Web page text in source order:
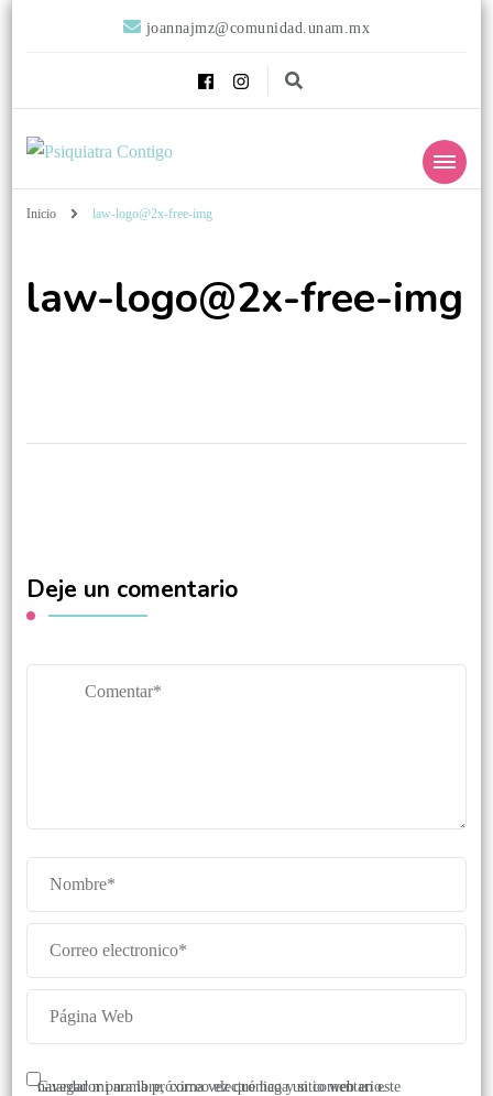
joannajmz@comunidad.unam.mx
Psiquiatra
Contigo
Inicio law-logo@2x-free-img
law-logo@2x-free-img
Deje un comentario
Guardar mi nombre, correo electrónico y sitio web en este navegador para la próxima vez que haga un comentario.